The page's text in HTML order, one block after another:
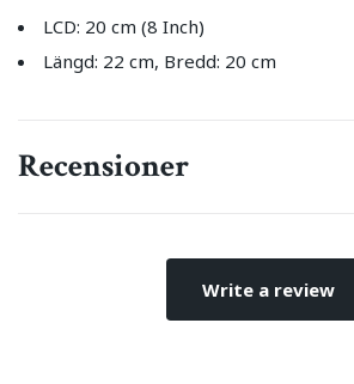
LCD: 20 cm (8 Inch)
Längd: 22 cm, Bredd: 20 cm
Recensioner
Write a review